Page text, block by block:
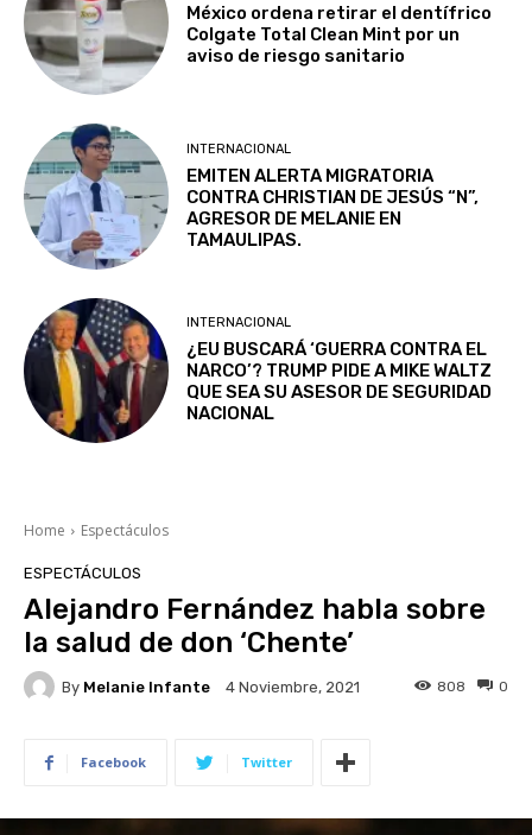
México ordena retirar el dentífrico
Colgate Total Clean Mint por un
aviso de riesgo sanitario
INTERNACIONAL
EMITEN ALERTA MIGRATORIA
CONTRA CHRISTIAN DE JESÚS “N”,
AGRESOR DE MELANIE EN
TAMAULIPAS.
INTERNACIONAL
¿EU BUSCARÁ ‘GUERRA CONTRA EL
NARCO’? TRUMP PIDE A MIKE WALTZ
QUE SEA SU ASESOR DE SEGURIDAD
NACIONAL